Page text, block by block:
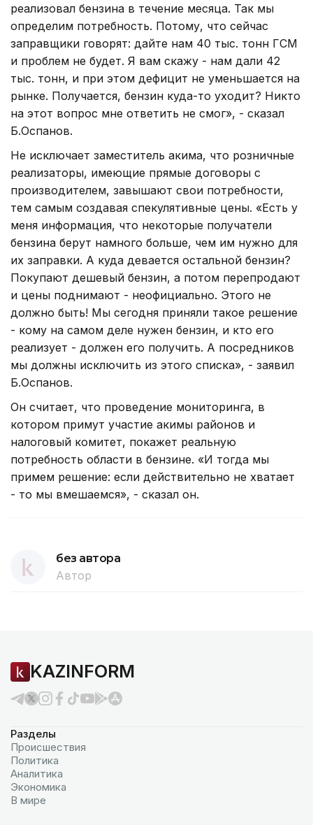
реализовал бензина в течение месяца. Так мы
определим потребность. Потому, что сейчас
заправщики говорят: дайте нам 40 тыс. тонн ГСМ
и проблем не будет. Я вам скажу - нам дали 42
тыс. тонн, и при этом дефицит не уменьшается на
рынке. Получается, бензин куда-то уходит? Никто
на этот вопрос мне ответить не смог», - сказал
Б.Оспанов.
Не исключает заместитель акима, что розничные
реализаторы, имеющие прямые договоры с
производителем, завышают свои потребности,
тем самым создавая спекулятивные цены. «Есть у
меня информация, что некоторые получатели
бензина берут намного больше, чем им нужно для
их заправки. А куда девается остальной бензин?
Покупают дешевый бензин, а потом перепродают
и цены поднимают - неофициально. Этого не
должно быть! Мы сегодня приняли такое решение
- кому на самом деле нужен бензин, и кто его
реализует - должен его получить. А посредников
мы должны исключить из этого списка», - заявил
Б.Оспанов.
Он считает, что проведение мониторинга, в
котором примут участие акимы районов и
налоговый комитет, покажет реальную
потребность области в бензине. «И тогда мы
примем решение: если действительно не хватает
- то мы вмешаемся», - сказал он.
без автора
Автор
KAZINFORM
Разделы
Происшествия
Политика
Аналитика
Экономика
В мире